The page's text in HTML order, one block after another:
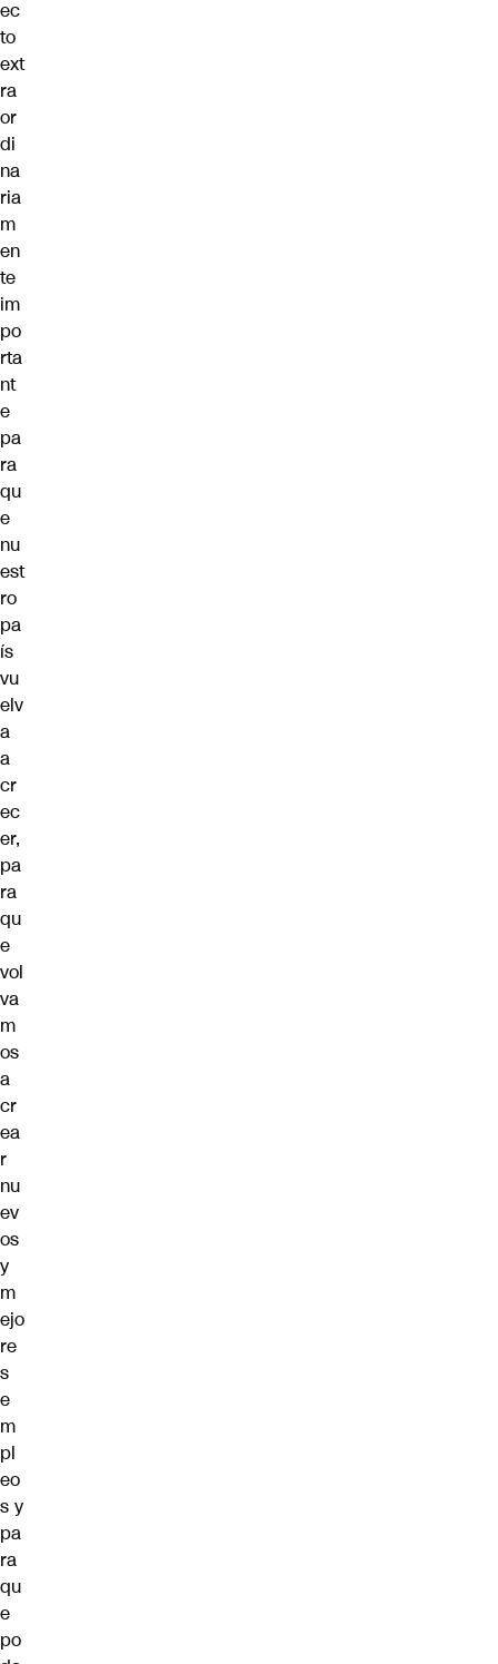
ec
to
ext
ra
or
di
na
ria
m
en
te
im
po
rta
nt
e
pa
ra
qu
e
nu
est
ro
pa
ís
vu
elv
a
a
cr
ec
er,
pa
ra
qu
e
vol
va
m
os
a
cr
ea
r
nu
ev
os
y
m
ejo
re
s
e
m
pl
eo
s y
pa
ra
qu
e
po